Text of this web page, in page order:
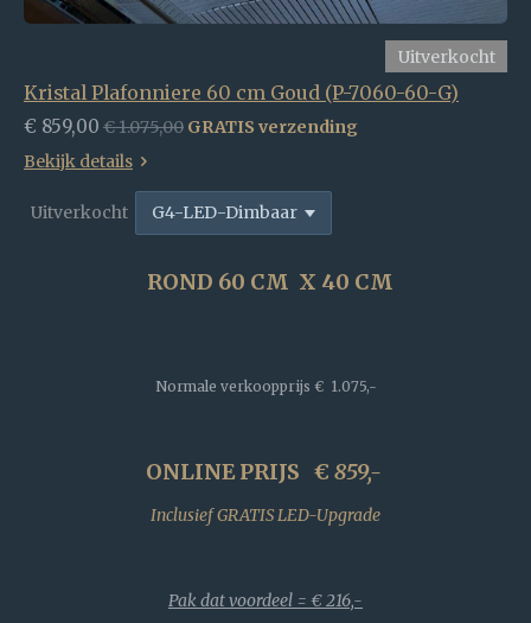
Uitverkocht
Kristal Plafonniere 60 cm Goud (P-7060-60-G)
€ 859,00 € 1.075,00 GRATIS verzending
Bekijk details
Uitverkocht
ROND 60 CM X 40 CM
Normale verkoopprijs € 1.075,-
ONLINE PRIJS € 859,-
Inclusief GRATIS LED-Upgrade
Pak dat voordeel = € 216,-